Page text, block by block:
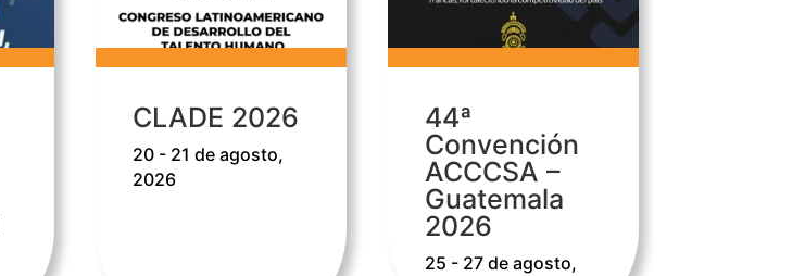
CLADE 2026
20 - 21 de agosto,
2026
44ª
Convención
ACCCSA –
Guatemala
2026
25 - 27 de agosto,